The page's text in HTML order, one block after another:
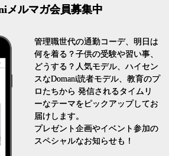
メルマガ会員募集中
管理職世代の通勤コーデ、明日は
何を着る？子供の受験や習い事、
どうする？人気モデル、ハイセン
スなDomani読者モデル、教育のプ
ロたちから 発信されるタイムリ
ーなテーマをピックアップしてお
届けします。
プレゼント企画やイベント参加の
スペシャルなお知らせも！